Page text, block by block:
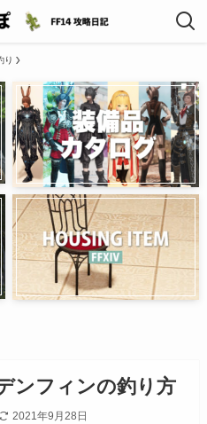
り
ンフィンの釣り方
2021年9月28日